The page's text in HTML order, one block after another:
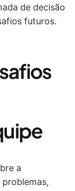
de decisão
futuros.
a